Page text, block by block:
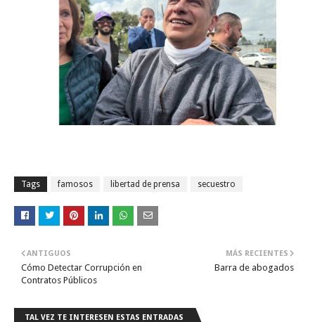
Tags famosos libertad de prensa secuestro
MÁS RECIENTES
Barra de abogados
ANTIGUOS
Cómo Detectar Corrupción en
Contratos Públicos
TAL VEZ TE INTERESEN ESTAS ENTRADAS